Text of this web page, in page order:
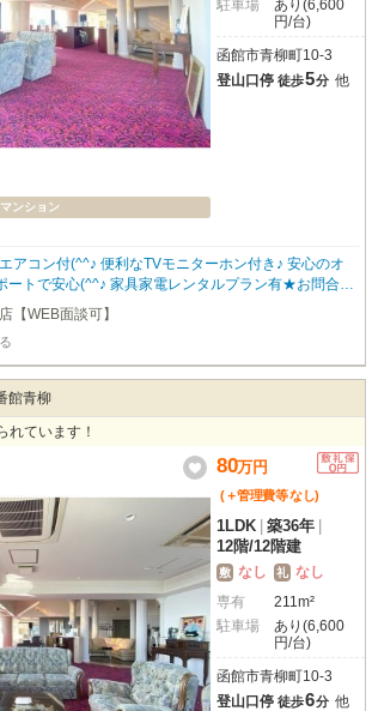
マンション
駐車場
あり(6,600
円/台)
函館市青柳町10-3
登山口停 徒歩5分 他
アコン付(^^♪ 便利なTVモニターホン付き♪ 安心のオ
ートで安心(^^♪ 家具家電レンタルプラン有★お問合わ
館地域№1の物件取扱数の函館店0138-46-9300まで☆
【WEB面談可】
館青柳
れています！
80万円
(＋管理費等なし)
1LDK 築36年
12階/12階建
敷 なし 礼 なし
専有
211m²
駐車場
あり(6,600
円/台)
函館市青柳町10-3
登山口停 徒歩6分 他